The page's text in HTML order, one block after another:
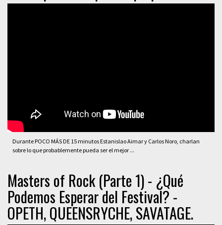
Durante POCO MÁS DE 15 minutos Estanislao Aimar y Carlos Noro, charlan
sobre lo que probablemente pueda ser el mejor ...
Masters of Rock (Parte 1) - ¿Qué
Podemos Esperar del Festival? -
OPETH, QUEENSRYCHE, SAVATAGE.